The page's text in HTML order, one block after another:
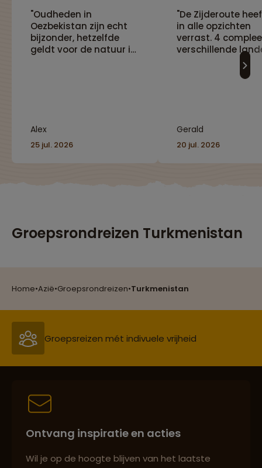
Home•Azië•Groepsrondreizen•Turkmenistan
"Oudheden in
Oezbekistan zijn echt
bijzonder, hetzelfde
geldt voor de natuur in
Alex
25 jul. 2026
"De Zijderoute
in alle opzichten
verrast. 4
verschillende
met elk hun eigen
specifieke dingen.
we hadden met
een top
Gerald
20 jul. 2026
Groepsrondreizen Turkmenistan
Groepsreizen mét indivuele vrijheid
Persoonlijk en deskundig reisadvies
Ontvang inspiratie en acties
Wil je op de hoogte blijven van het laatste